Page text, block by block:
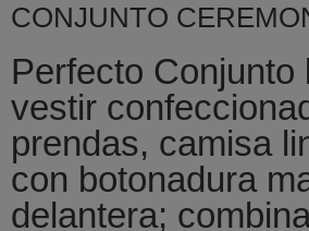
CONJUNTO
Perfecto Conjunto
vestir
prendas, camisa
con botonadura
delantera;